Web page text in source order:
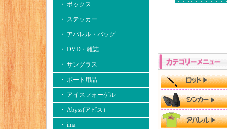
・ ボックス
・ ステッカー
・ アパレル・バッグ
・ DVD・雑誌
・ サングラス
・ ボート用品
・ アイスフォーゲル
・ Abyss(アビス）
・ ima